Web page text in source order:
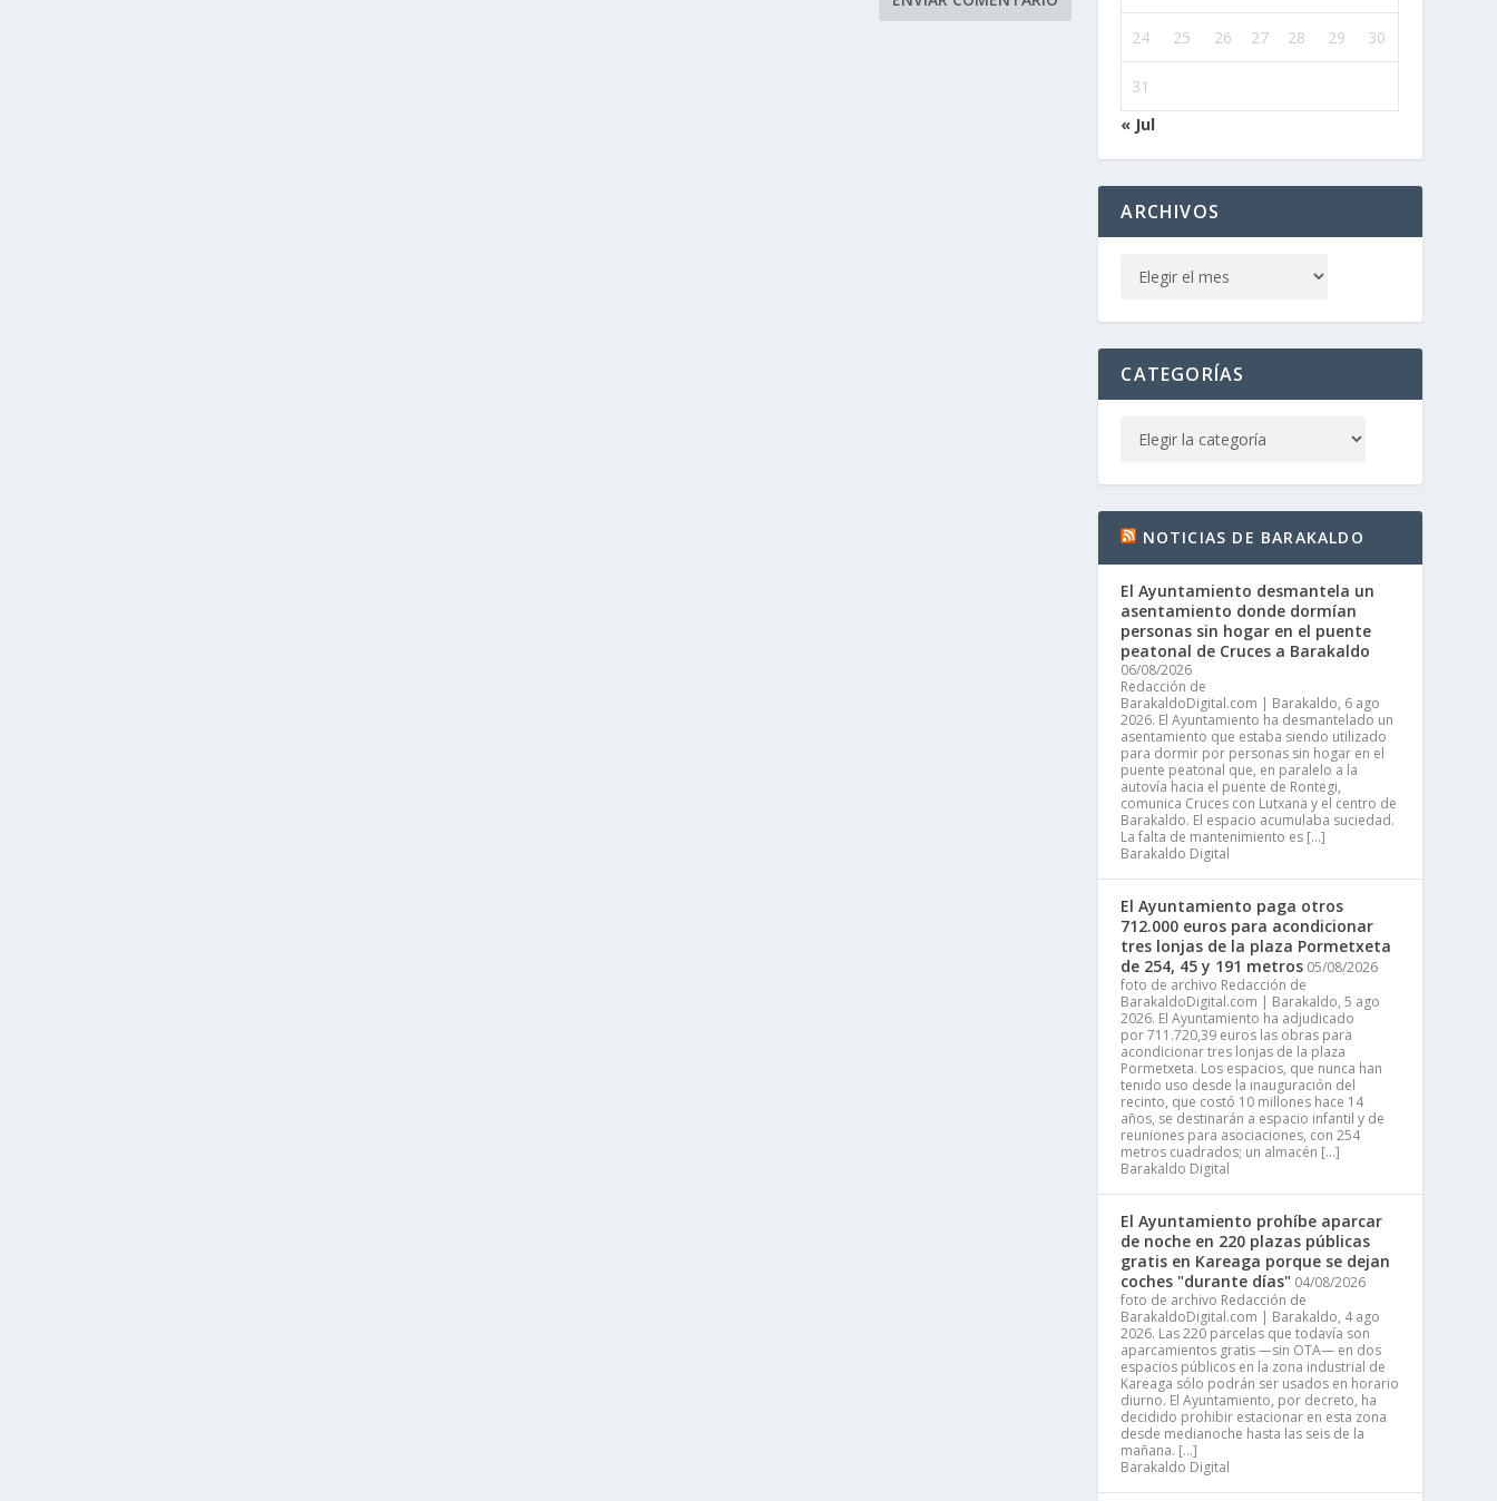
24 25 26 27 28 29 30
31
« Jul
ARCHIVOS
CATEGORÍAS
NOTICIAS DE BARAKALDO
El Ayuntamiento desmantela un
asentamiento donde dormían
personas sin hogar en el puente
peatonal de Cruces a Barakaldo
06/08/2026
Redacción de
BarakaldoDigital.com | Barakaldo, 6 ago
2026. El Ayuntamiento ha desmantelado un
asentamiento que estaba siendo utilizado
para dormir por personas sin hogar en el
puente peatonal que, en paralelo a la
autovía hacia el puente de Rontegi,
comunica Cruces con Lutxana y el centro de
Barakaldo. El espacio acumulaba suciedad.
La falta de mantenimiento es […]
Barakaldo Digital
El Ayuntamiento paga otros
712.000 euros para acondicionar
tres lonjas de la plaza Pormetxeta
de 254, 45 y 191 metros 05/08/2026
foto de archivo Redacción de
BarakaldoDigital.com | Barakaldo, 5 ago
2026. El Ayuntamiento ha adjudicado
por 711.720,39 euros las obras para
acondicionar tres lonjas de la plaza
Pormetxeta. Los espacios, que nunca han
tenido uso desde la inauguración del
recinto, que costó 10 millones hace 14
años, se destinarán a espacio infantil y de
reuniones para asociaciones, con 254
metros cuadrados; un almacén […]
Barakaldo Digital
El Ayuntamiento prohíbe aparcar
de noche en 220 plazas públicas
gratis en Kareaga porque se dejan
coches "durante días" 04/08/2026
foto de archivo Redacción de
BarakaldoDigital.com | Barakaldo, 4 ago
2026. Las 220 parcelas que todavía son
aparcamientos gratis —sin OTA— en dos
espacios públicos en la zona industrial de
Kareaga sólo podrán ser usados en horario
diurno. El Ayuntamiento, por decreto, ha
decidido prohibir estacionar en esta zona
desde medianoche hasta las seis de la
mañana. […]
Barakaldo Digital